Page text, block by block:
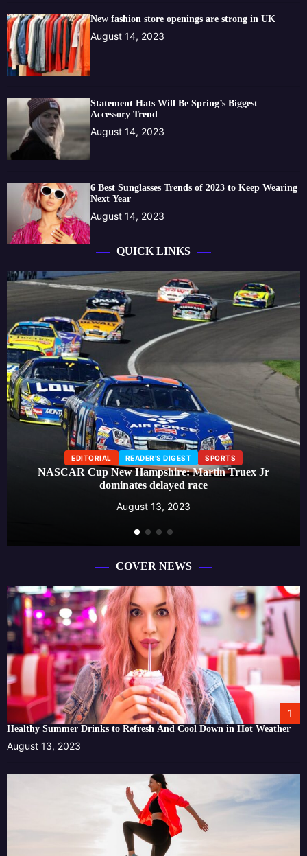
New fashion store openings are strong in UK
August 14, 2023
Statement Hats Will Be Spring’s Biggest
Accessory Trend
August 14, 2023
6 Best Sunglasses Trends of 2023 to Keep Wearing
Next Year
August 14, 2023
QUICK LINKS
EDITORIAL LIFESTYLE READER'S DIGEST
Beauty influencer launches skincare line, creating a buzz
around effective self-care routines
August 13, 2023
COVER NEWS
1
Healthy Summer Drinks to Refresh And Cool Down in Hot Weather
August 13, 2023